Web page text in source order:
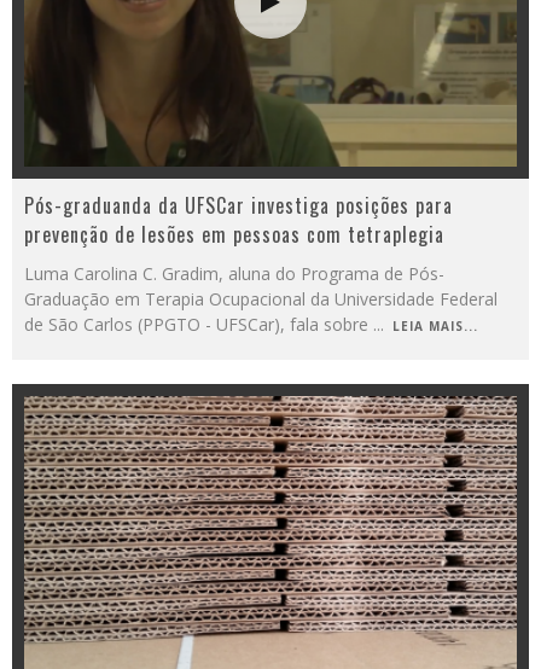
Pós-graduanda da UFSCar investiga posições para
prevenção de lesões em pessoas com tetraplegia
Luma Carolina C. Gradim, aluna do Programa de Pós-
Graduação em Terapia Ocupacional da Universidade Federal
de São Carlos (PPGTO - UFSCar), fala sobre ... LEIA MAIS...